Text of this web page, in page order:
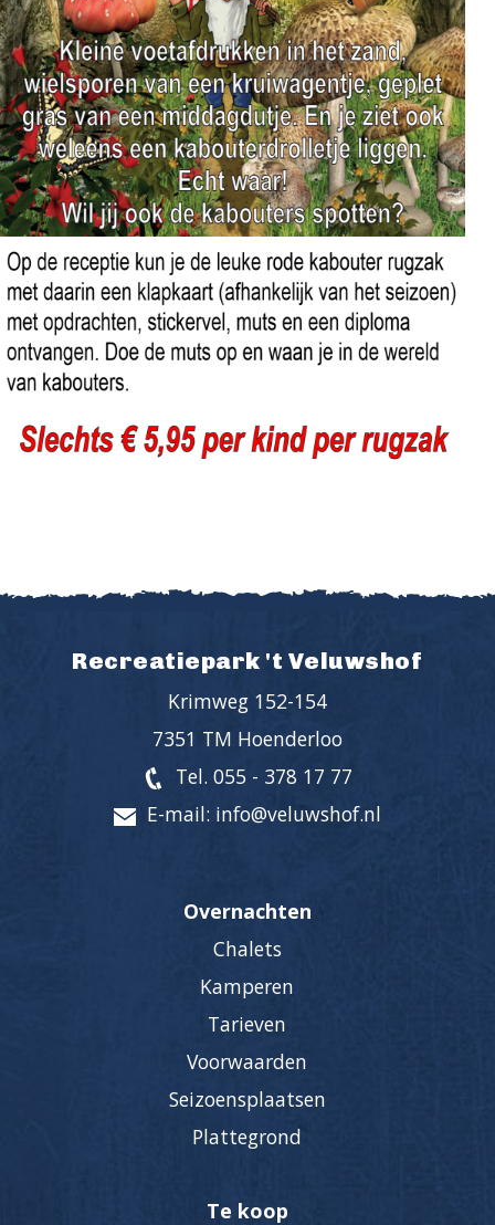
Recreatiepark 't Veluwshof
Krimweg 152-154
7351 TM Hoenderloo
Tel. 055 - 378 17 77
E-mail: info@veluwshof.nl
Overnachten
Chalets
Kamperen
Tarieven
Voorwaarden
Seizoensplaatsen
Plattegrond
Te koop